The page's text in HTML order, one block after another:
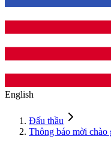
English
Đấu thầu
Thông báo mời chào